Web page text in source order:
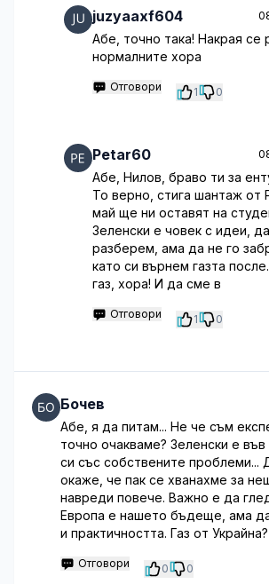
juzyaaxf604
Абе, точно така! Накрая се
нормалните хора
Отговори 1 0
Petar60
Абе, Нилов, браво ти за
То верно, стига шантаж от
май ще ни оставят на
Зеленски е човек с идеи,
разберем, ама да не го
като си върнем газта
газ, хора! И да сме в
Отговори 1 0
Бочев
Абе, я да питам... Не че съм
точно очакваме? Зеленски е
си със собствените проблеми...
окаже, че пак се хванахме за
навреди повече. Важно е да
Европа е нашето бъдеще, ама
и практичността. Газ от
Отговори 0 0